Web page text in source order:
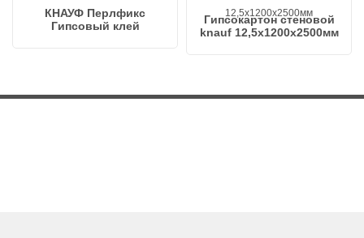
КНАУФ Перлфикс
Гипсовый клей
Гипсокартон стеновой
knauf 12,5x1200x2500мм